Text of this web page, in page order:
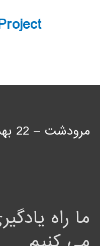
مرودشت – 22 بهمن شمالی
ما راه